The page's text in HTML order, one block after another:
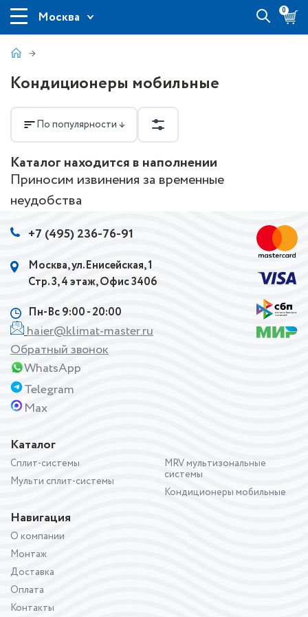
Москва 0
Кондиционеры мобильные
По популярности ↓
Каталог находится в наполнении
Приносим извинения за временные
неудобства
Каталог
Сплит-системы
Мульти сплит-системы
MRV мультизональные
системы
Кондиционеры мобильные
Навигация
О компании
Монтаж
Доставка
Оплата
Контакты
+7 (495) 236-76-91
Москва, ул.Енисейская, 1
Стр. 3, 4 этаж, Офис 3406
Пн-Вс 9:00 - 20:00
haier@klimat-master.ru
Обратный звонок
WhatsApp
Telegram
Max